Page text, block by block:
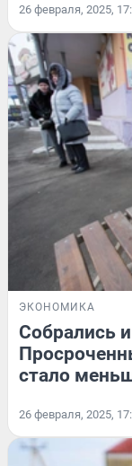
26 февраля, 2025,
ЭКОНОМИКА
Собрались
стало
26 февраля, 2025,